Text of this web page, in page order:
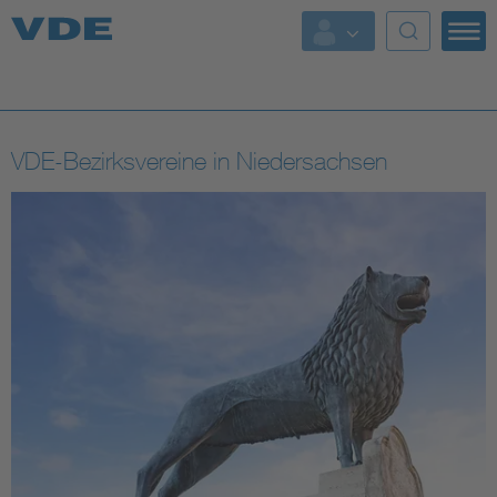
Top Themen
Fokusthemen
Energy
Weitere Themen
VDE-Bezirksvereine in Niedersachsen